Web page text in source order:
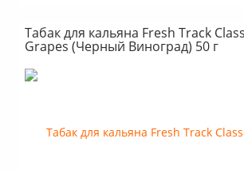
Табак для кальяна Fresh Track
Grapes (Черный Виноград) 50 г